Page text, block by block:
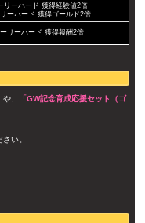
リーハード 獲得経験値2倍
リーハード 獲得ゴールド2倍
ーリーハード 獲得報酬2倍
や、
「GW記念育成応援セット（ゴ
い。